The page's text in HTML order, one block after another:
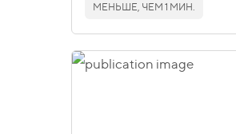
МЕНЬШЕ, ЧЕМ 1 МИН.